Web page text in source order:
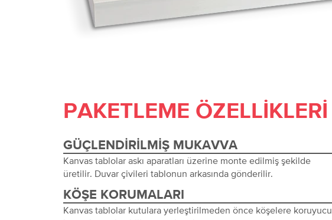
PAKETLEME ÖZELLIKLERI
GÜÇLENDIRILMIŞ MUKAVVA
Kanvas tablolar askı aparatları üzerine monte edilmiş şekilde
üretilir. Duvar çivileri tablonun arkasında gönderilir.
KÖŞE KORUMALARI
Kanvas tablolar kutulara yerleştirilmeden önce köşelere koruyucu